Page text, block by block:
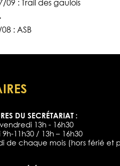
09 : Trail des gaulois
08 : ASB
DU SECRÉTARIAT :
13h - 16h30
11h30 / 13h – 16h30
de chaque mois (hors férié et